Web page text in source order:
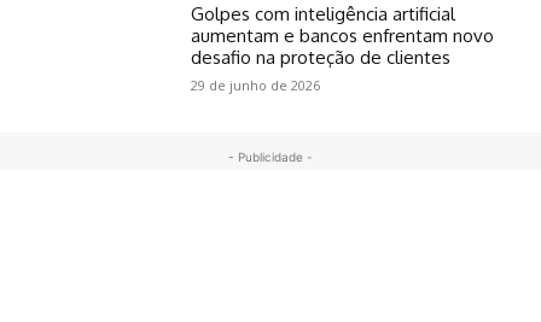
Golpes com inteligência artificial
aumentam e bancos enfrentam novo
desafio na proteção de clientes
29 de junho de 2026
- Publicidade -